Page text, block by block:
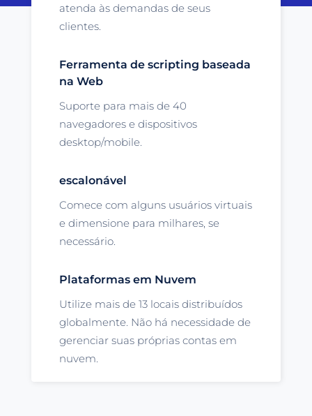
atenda às demandas de seus
clientes.
Ferramenta de scripting baseada
na Web
Suporte para mais de 40
navegadores e dispositivos
desktop/mobile.
escalonável
Comece com alguns usuários virtuais
e dimensione para milhares, se
necessário.
Plataformas em Nuvem
Utilize mais de 13 locais distribuídos
globalmente. Não há necessidade de
gerenciar suas próprias contas em
nuvem.